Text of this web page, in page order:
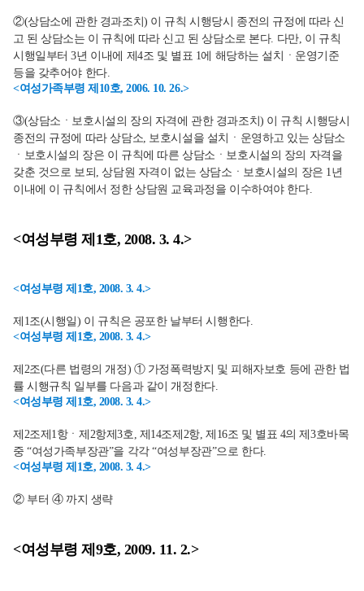
②(상담소에 관한 경과조치) 이 규칙 시행당시 종전의 규정에 따라 신
고 된 상담소는 이 규칙에 따라 신고 된 상담소로 본다. 다만, 이 규칙
시행일부터 3년 이내에 제4조 및 별표 1에 해당하는 설치ㆍ운영기준
등을 갖추어야 한다.
<여성가족부령 제10호, 2006. 10. 26.>
③(상담소ㆍ보호시설의 장의 자격에 관한 경과조치) 이 규칙 시행당시
종전의 규정에 따라 상담소, 보호시설을 설치ㆍ운영하고 있는 상담소
ㆍ보호시설의 장은 이 규칙에 따른 상담소ㆍ보호시설의 장의 자격을
갖춘 것으로 보되, 상담원 자격이 없는 상담소ㆍ보호시설의 장은 1년
이내에 이 규칙에서 정한 상담원 교육과정을 이수하여야 한다.
<여성부령 제1호, 2008. 3. 4.>
<여성부령 제1호, 2008. 3. 4.>
제1조(시행일) 이 규칙은 공포한 날부터 시행한다.
<여성부령 제1호, 2008. 3. 4.>
제2조(다른 법령의 개정) ① 가정폭력방지 및 피해자보호 등에 관한 법
률 시행규칙 일부를 다음과 같이 개정한다.
<여성부령 제1호, 2008. 3. 4.>
제2조제1항ㆍ제2항제3호, 제14조제2항, 제16조 및 별표 4의 제3호바목
중 “여성가족부장관”을 각각 “여성부장관”으로 한다.
<여성부령 제1호, 2008. 3. 4.>
② 부터 ④ 까지 생략
<여성부령 제9호, 2009. 11. 2.>